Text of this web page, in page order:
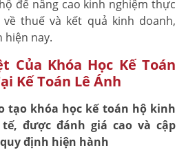
để nâng cao kinh nghiệm thực
thuế và kết quả kinh doanh,
hiện nay.
Của Khóa Học Kế Toán
Kế Toán Lê Ánh
tạo khóa học kế toán hộ kinh
được đánh giá cao và cập
định hiện hành